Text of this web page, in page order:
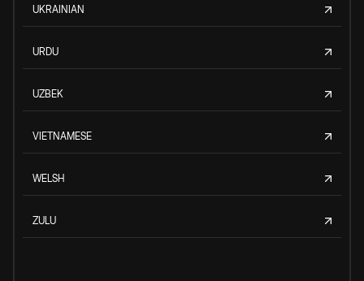
UKRAINIAN
URDU
UZBEK
VIETNAMESE
WELSH
ZULU